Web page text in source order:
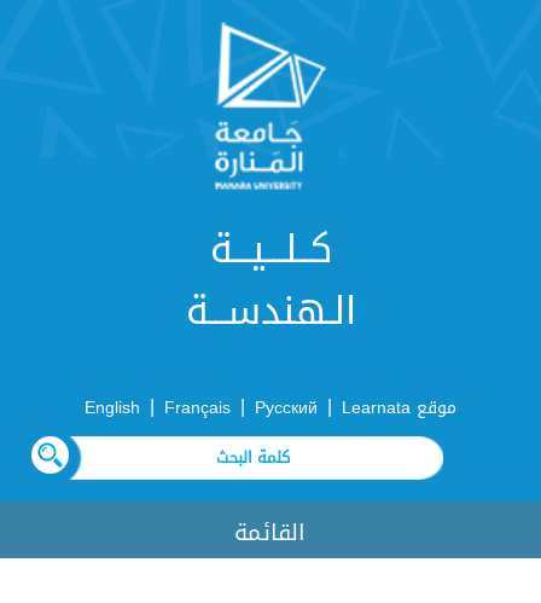
كــلـــيـــة
الـهندســـة
موقع Learnata |
Русский
|
Français
|
English
القائمة